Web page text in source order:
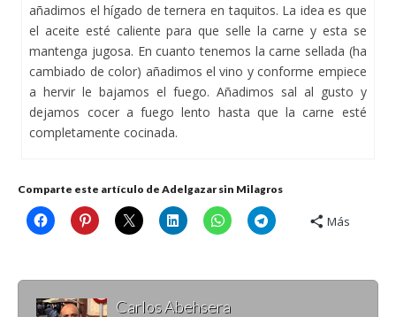
añadimos el hígado de ternera en taquitos. La idea es que
el aceite esté caliente para que selle la carne y esta se
mantenga jugosa. En cuanto tenemos la carne sellada (ha
cambiado de color) añadimos el vino y conforme empiece
a hervir le bajamos el fuego. Añadimos sal al gusto y
dejamos cocer a fuego lento hasta que la carne esté
completamente cocinada.
Comparte este artículo de Adelgazar sin Milagros
Más
Carlos Abehsera